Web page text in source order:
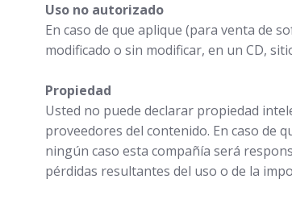
Uso no autorizado
En caso de que aplique (para venta de
modificado o sin modificar, en un CD,
Propiedad
Usted no puede declarar propiedad
proveedores del contenido. En caso de
ningún caso esta compañía será
pérdidas resultantes del uso o de la